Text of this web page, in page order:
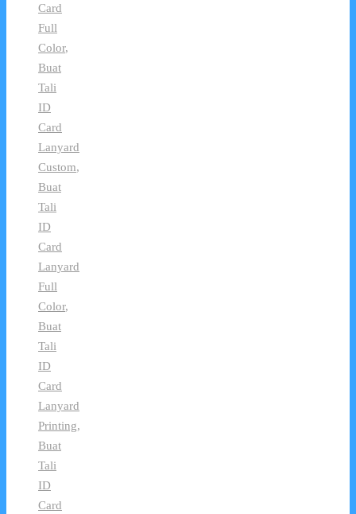
Card
Full
Color,
Buat
Tali
ID
Card
Lanyard
Custom,
Buat
Tali
ID
Card
Lanyard
Full
Color,
Buat
Tali
ID
Card
Lanyard
Printing,
Buat
Tali
ID
Card